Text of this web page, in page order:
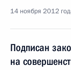
14 ноября 2012
Подписан
на